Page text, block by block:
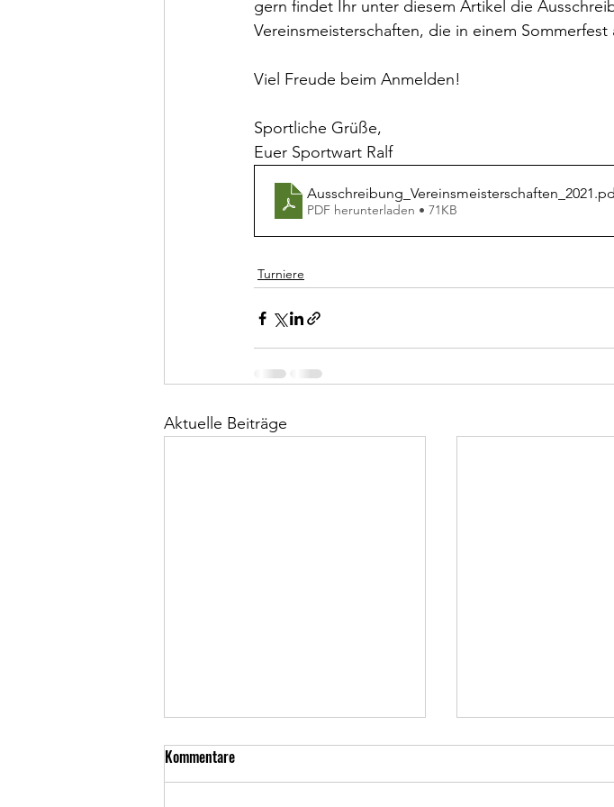
gern findet Ihr unter diesem Artikel die
Vereinsmeisterschaften, die in einem Sommerfest
Viel Freude beim Anmelden!
Sportliche Grüße,
Euer Sportwart Ralf
Ausschreibung_Vereinsmeisterschaften_2021
PDF herunterladen • 71KB
Turniere
Aktuelle Beiträge
Kommentare